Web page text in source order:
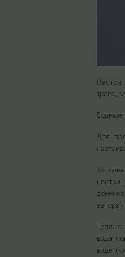
Настои
трава,
Водные
Для
цветки
автора)
Тёплые
вода,
виде